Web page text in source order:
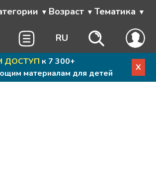
Возраст Тематика
RU
ДОСТУП к 7 300+
материалам для детей
X